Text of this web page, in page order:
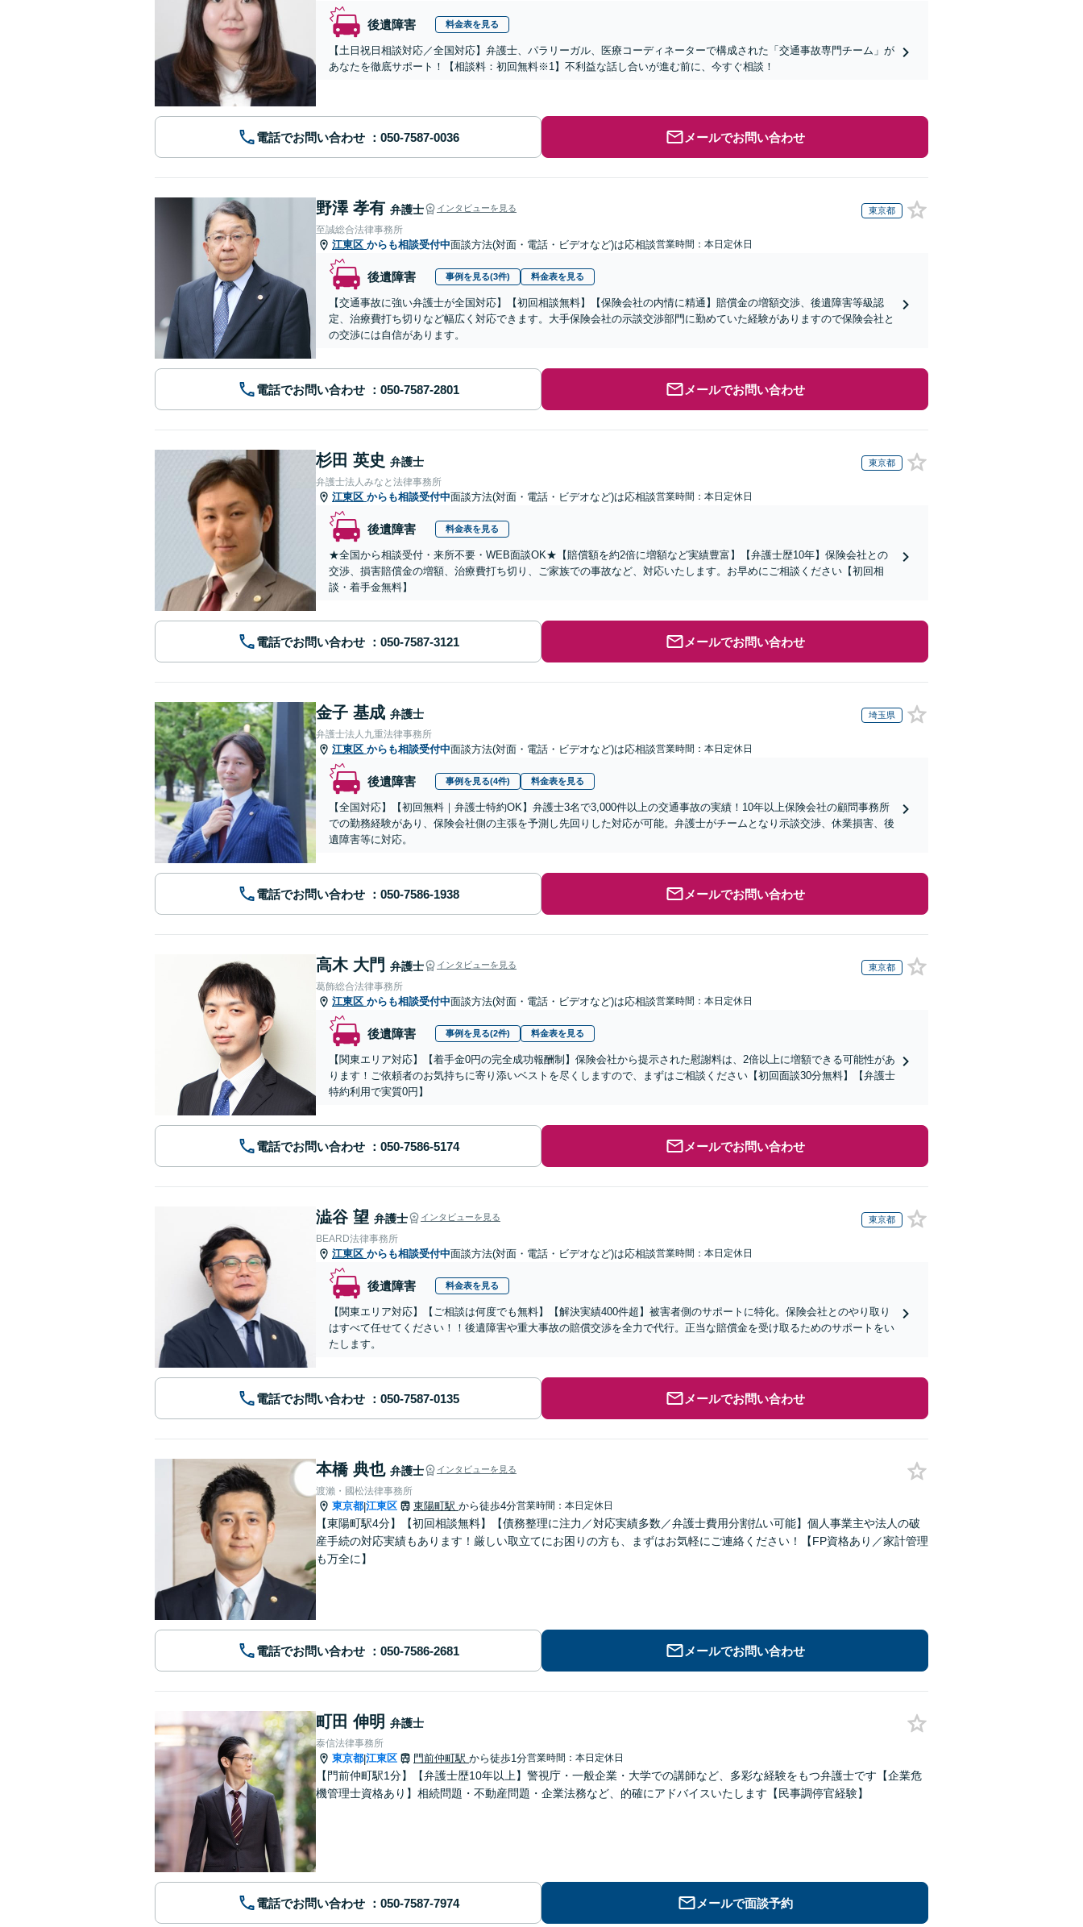
後遺障害 料金表を見る
【土日祝日相談対応／全国対応】弁護士、パラリーガル、医療コーディネーターで構成された「交通事故専門チーム」が
あなたを徹底サポート！【相談料：初回無料※1】不利益な話し合いが進む前に、今すぐ相談！
電話でお問い合わせ メールでお問い合わせ
野澤 孝有 弁護士 インタビューを見る 東京都
至誠総合法律事務所
江東区 からも相談受付中面談方法(対面・電話・ビデオなど)は応相談営業時間：本日定休日
後遺障害 事例を見る(3件) 料金表を見る
【交通事故に強い弁護士が全国対応】【初回相談無料】【保険会社の内情に精通】賠償金の増額交渉、後遺障害等級認
定、治療費打ち切りなど幅広く対応できます。大手保険会社の示談交渉部門に勤めていた経験がありますので保険会社と
の交渉には自信があります。
電話でお問い合わせ メールでお問い合わせ
杉田 英史 弁護士 東京都
弁護士法人みなと法律事務所
江東区 からも相談受付中面談方法(対面・電話・ビデオなど)は応相談営業時間：本日定休日
後遺障害 料金表を見る
★全国から相談受付・来所不要・WEB面談OK★【賠償額を約2倍に増額など実績豊富】【弁護士歴10年】保険会社との
交渉、損害賠償金の増額、治療費打ち切り、ご家族での事故など、対応いたします。お早めにご相談ください【初回相
談・着手金無料】
電話でお問い合わせ メールでお問い合わせ
金子 基成 弁護士 埼玉県
弁護士法人九重法律事務所
江東区 からも相談受付中面談方法(対面・電話・ビデオなど)は応相談営業時間：本日定休日
後遺障害 事例を見る(4件) 料金表を見る
【全国対応】【初回無料｜弁護士特約OK】弁護士3名で3,000件以上の交通事故の実績！10年以上保険会社の顧問事務所
での勤務経験があり、保険会社側の主張を予測し先回りした対応が可能。弁護士がチームとなり示談交渉、休業損害、後
遺障害等に対応。
電話でお問い合わせ メールでお問い合わせ
高木 大門 弁護士 インタビューを見る 東京都
葛飾総合法律事務所
江東区 からも相談受付中面談方法(対面・電話・ビデオなど)は応相談営業時間：本日定休日
後遺障害 事例を見る(2件) 料金表を見る
【関東エリア対応】【着手金0円の完全成功報酬制】保険会社から提示された慰謝料は、2倍以上に増額できる可能性があ
ります！ご依頼者のお気持ちに寄り添いベストを尽くしますので、まずはご相談ください【初回面談30分無料】【弁護士
特約利用で実質0円】
電話でお問い合わせ メールでお問い合わせ
澁谷 望 弁護士 インタビューを見る 東京都
BEARD法律事務所
江東区 からも相談受付中面談方法(対面・電話・ビデオなど)は応相談営業時間：本日定休日
後遺障害 料金表を見る
【関東エリア対応】【ご相談は何度でも無料】【解決実績400件超】被害者側のサポートに特化。保険会社とのやり取り
はすべて任せてください！！後遺障害や重大事故の賠償交渉を全力で代行。正当な賠償金を受け取るためのサポートをい
たします。
電話でお問い合わせ メールでお問い合わせ
本橋 典也 弁護士 インタビューを見る
渡瀨・國松法律事務所
東京都|江東区 東陽町駅 から徒歩4分営業時間：本日定休日
【東陽町駅4分】【初回相談無料】【債務整理に注力／対応実績多数／弁護士費用分割払い可能】個人事業主や法人の破
産手続の対応実績もあります！厳しい取立てにお困りの方も、まずはお気軽にご連絡ください！【FP資格あり／家計管理
も万全に】
電話でお問い合わせ メールでお問い合わせ
町田 伸明 弁護士
泰信法律事務所
東京都|江東区 門前仲町駅 から徒歩1分営業時間：本日定休日
【門前仲町駅1分】【弁護士歴10年以上】警視庁・一般企業・大学での講師など、多彩な経験をもつ弁護士です【企業危
機管理士資格あり】相続問題・不動産問題・企業法務など、的確にアドバイスいたします【民事調停官経験】
電話でお問い合わせ メールで面談予約